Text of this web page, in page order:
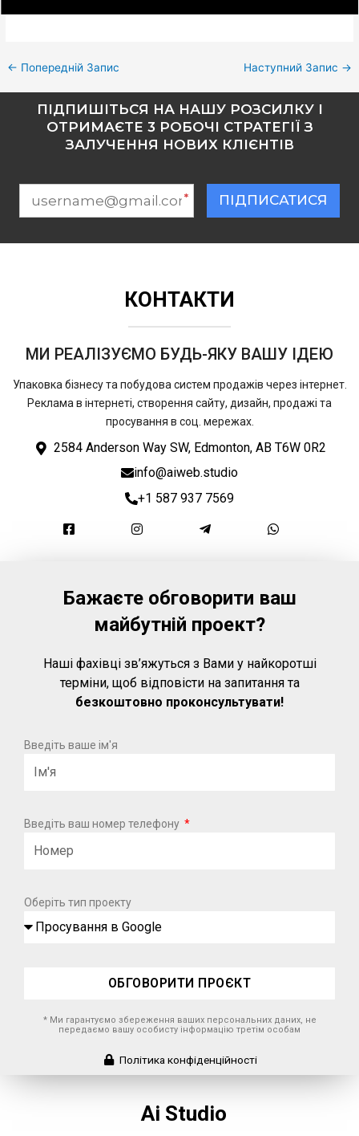
← Попередній Запис Наступний Запис →
ПІДПИШІТЬСЯ НА НАШУ РОЗСИЛКУ І
ОТРИМАЄТЕ 3 РОБОЧІ СТРАТЕГІЇ З
ЗАЛУЧЕННЯ НОВИХ КЛІЄНТІВ
* ПІДПИСАТИСЯ
КОНТАКТИ
МИ РЕАЛІЗУЄМО БУДЬ-ЯКУ ВАШУ ІДЕЮ
Упаковка бізнесу та побудова систем продажів через інтернет.
Реклама в інтернеті, створення сайту, дизайн, продажі та
просування в соц. мережах.
2584 Anderson Way SW, Edmonton, AB T6W 0R2
info@aiweb.studio
+1 587 937 7569
Бажаєте обговорити ваш
майбутній проект?
Наші фахівці зв’яжуться з Вами у найкоротші
терміни, щоб відповісти на запитання та
безкоштовно проконсультувати!
Введіть ваше ім'я
Введіть ваш номер телефону
Оберіть тип проекту
ОБГОВОРИТИ ПРОЄКТ
* Ми гарантуємо збереження ваших персональних даних, не
передаємо вашу особисту інформацію третім особам
Політика конфіденційності
Ai Studio